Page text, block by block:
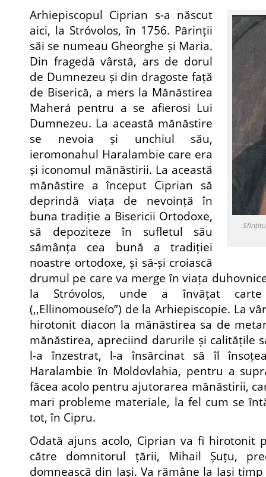
Arhiepiscopul Ciprian s-a născut
aici, la Stróvolos, în 1756. Părinții
săi se numeau Gheorghe și Maria.
Din fragedă vârstă, ars de dorul
de Dumnezeu și din dragoste față
de Biserică, a mers la Mănăstirea
Maherá pentru a se afierosi Lui
Dumnezeu. La această mănăstire
se nevoia și unchiul său,
ieromonahul Haralambie care era
și iconomul mănăstirii. La această
mănăstire a început Ciprian să
deprindă viața de nevoință în
buna tradiție a Bisericii Ortodoxe,
să depoziteze în sufletul său
sămânța cea bună a tradiției
noastre ortodoxe, și să-și croiască
drumul pe care va merge în viața
la Stróvolos, unde a învățat
(,,Ellinomouseío”) de la Arhiepiscopie. La
hirotonit diacon la mănăstirea sa de
mănăstirea, apreciind darurile și calitățile
l-a înzestrat, l-a însărcinat să îl
Haralambie în Moldovlahia, pentru a
făcea acolo pentru ajutorarea mănăstirii,
mari probleme materiale, la fel cum se
tot, în Cipru.
Odată ajuns acolo, Ciprian va fi hirotonit
către domnitorul țării, Mihail Șuțu,
domnească din Iași. Va rămâne la Iași